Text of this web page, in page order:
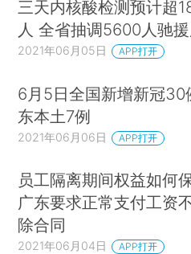
三天内核酸检测预计超
人 全省抽调5600人驰
2021年06月05日 APP打开
6月5日全国新增新冠30
东本土7例
2021年06月06日 APP打开
员工隔离期间权益如何
广东要求正常支付工资
除合同
2021年06月04日 APP打开